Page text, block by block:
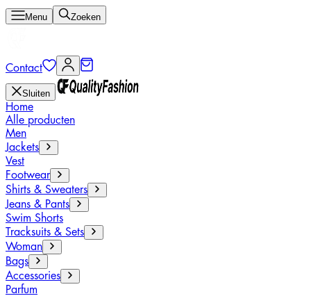
Menu Zoeken
Contact
Sluiten
Home
Alle producten
Men
Jackets
Vest
Footwear
Shirts & Sweaters
Jeans & Pants
Swim Shorts
Tracksuits & Sets
Woman
Bags
Accessories
Parfum